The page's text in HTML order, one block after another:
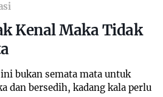
Kenal Maka Tidak
bukan semata mata untuk
dan bersedih, kadang kala perlu